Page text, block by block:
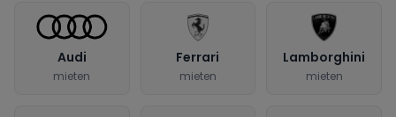
Audi
mieten
Ferrari
mieten
Lamborghini
mieten